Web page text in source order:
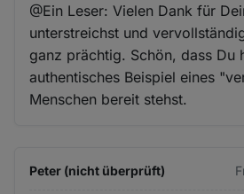
@Ein Leser: Vielen Dank für
unterstreichst und
ganz prächtig. Schön, dass Du
authentisches Beispiel eines
Menschen bereit stehst.
Peter (nicht überprüft)